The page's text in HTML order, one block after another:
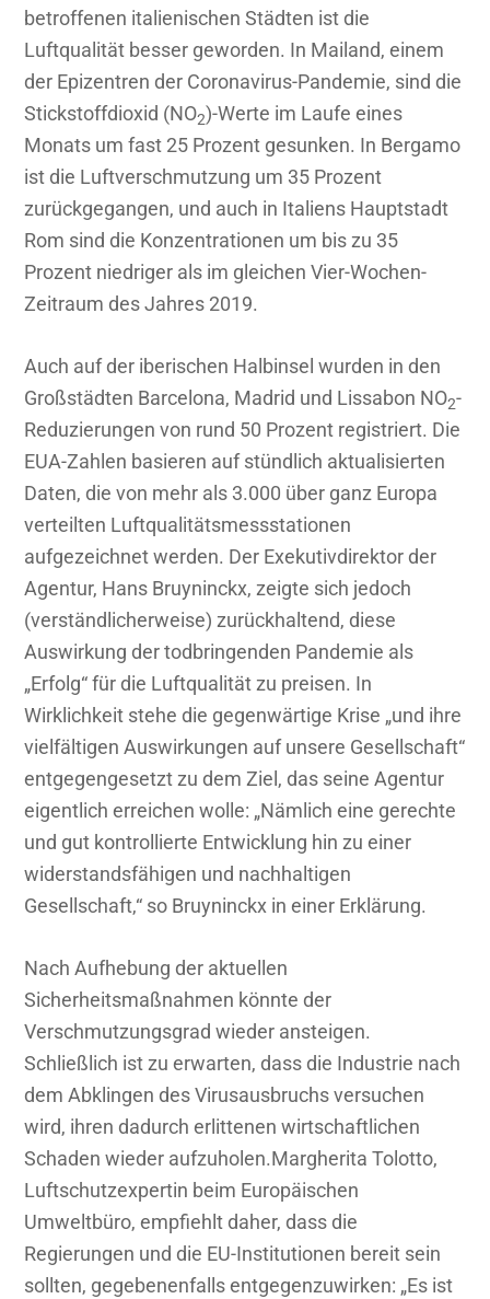
betroffenen italienischen Städten ist die
Luftqualität besser geworden. In Mailand, einem
der Epizentren der Coronavirus-Pandemie, sind die
Stickstoffdioxid (NO2)-Werte im Laufe eines
Monats um fast 25 Prozent gesunken. In Bergamo
ist die Luftverschmutzung um 35 Prozent
zurückgegangen, und auch in Italiens Hauptstadt
Rom sind die Konzentrationen um bis zu 35
Prozent niedriger als im gleichen Vier-Wochen-
Zeitraum des Jahres 2019.
Auch auf der iberischen Halbinsel wurden in den
Großstädten Barcelona, Madrid und Lissabon NO2-
Reduzierungen von rund 50 Prozent registriert. Die
EUA-Zahlen basieren auf stündlich aktualisierten
Daten, die von mehr als 3.000 über ganz Europa
verteilten Luftqualitätsmessstationen
aufgezeichnet werden. Der Exekutivdirektor der
Agentur, Hans Bruyninckx, zeigte sich jedoch
(verständlicherweise) zurückhaltend, diese
Auswirkung der todbringenden Pandemie als
„Erfolg“ für die Luftqualität zu preisen. In
Wirklichkeit stehe die gegenwärtige Krise „und ihre
vielfältigen Auswirkungen auf unsere Gesellschaft“
entgegengesetzt zu dem Ziel, das seine Agentur
eigentlich erreichen wolle: „Nämlich eine gerechte
und gut kontrollierte Entwicklung hin zu einer
widerstandsfähigen und nachhaltigen
Gesellschaft,“ so Bruyninckx in einer Erklärung.
Nach Aufhebung der aktuellen
Sicherheitsmaßnahmen könnte der
Verschmutzungsgrad wieder ansteigen.
Schließlich ist zu erwarten, dass die Industrie nach
dem Abklingen des Virusausbruchs versuchen
wird, ihren dadurch erlittenen wirtschaftlichen
Schaden wieder aufzuholen.Margherita Tolotto,
Luftschutzexpertin beim Europäischen
Umweltbüro, empfiehlt daher, dass die
Regierungen und die EU-Institutionen bereit sein
sollten, gegebenenfalls entgegenzuwirken: „Es ist